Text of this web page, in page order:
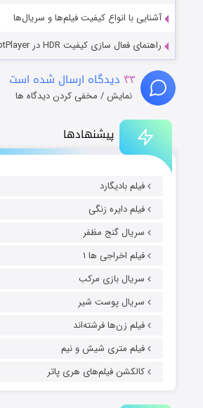
پیشنهادها
فیلم بادیگارد
فیلم دایره زنگی
سریال گنج مظفر
فیلم اخراجی ها ۱
سریال بازی مرکب
سریال پوست شیر
فیلم زن‌ها فرشته‌اند
فیلم متری شیش و نیم
کالکشن فیلم‌های هری پاتر
آشنایی با انواع کیفیت فیلم‌ها و سریال‌ها
راهنمای فعال سازی کیفیت HDR در PotPlayer
۴۳ دیدگاه ارسال شده است
نمایش / مخفی کردن دیدگاه ها